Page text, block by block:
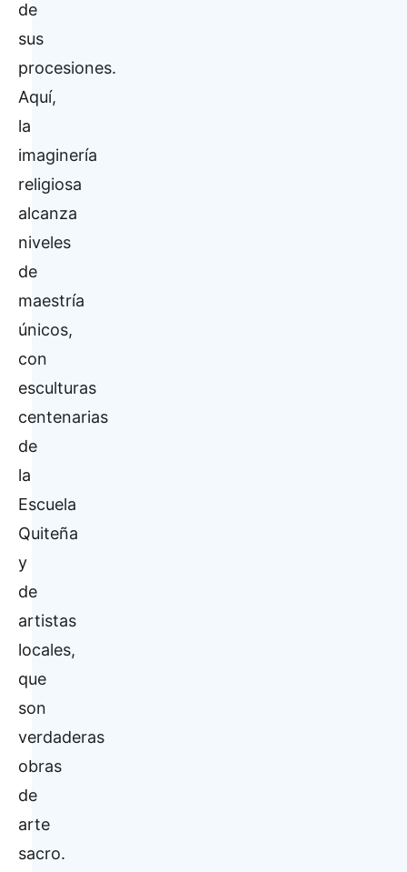
de
sus
procesiones.
Aquí,
la
imaginería
religiosa
alcanza
niveles
de
maestría
únicos,
con
esculturas
centenarias
de
la
Escuela
Quiteña
y
de
artistas
locales,
que
son
verdaderas
obras
de
arte
sacro.